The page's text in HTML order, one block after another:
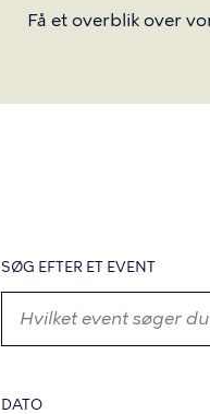
Få et overblik over
SØG EFTER ET EVENT
DATO